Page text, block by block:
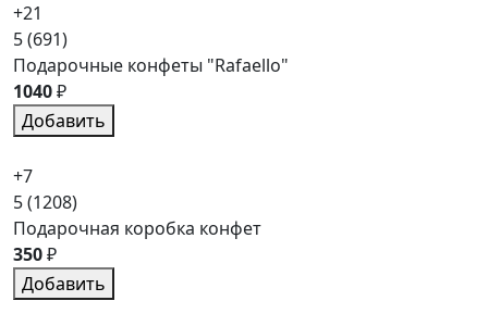
+21
5(691)
Подарочные конфеты "Rafaello"
1040₽
Добавить
+7
5(1208)
Подарочная коробка конфет
350₽
Добавить